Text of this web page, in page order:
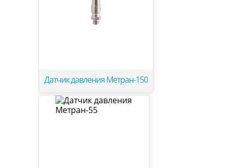
Датчик давления Метран-150